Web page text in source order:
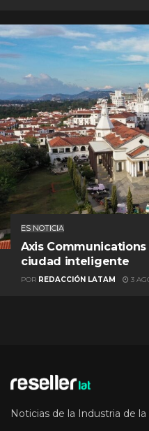
ES NOTICIA
Axis
ciudad inteligente
POR REDACCIÓN LATAM 3
Noticias de la Industria de